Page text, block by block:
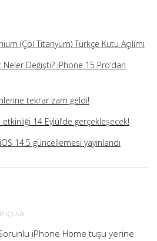
(Çöl Titanyum) Türkçe Kutu Açılımı
Değişti? iPhone 15 Pro’dan
tekrar zam geldi!
etkinliği 14 Eylül’de gerçekleşecek!
14.5 güncellemesi yayınlandı
iPhone Home tuşu yerine